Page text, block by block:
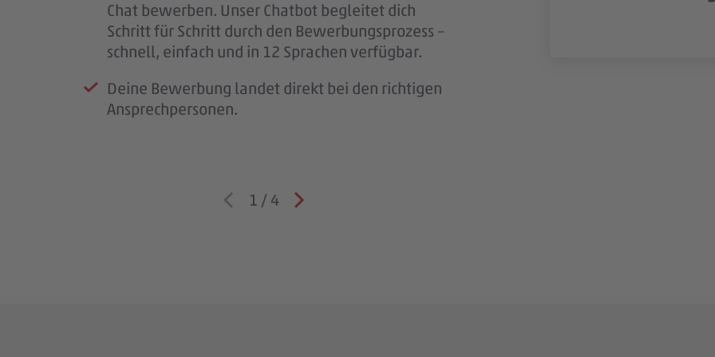
Chat bewerben. Unser Chatbot begleitet dich
Schritt für Schritt durch den Bewerbungsprozess –
schnell, einfach und in 12 Sprachen verfügbar.
Deine Bewerbung landet direkt bei den richtigen
Ansprechpersonen.
wichtig.
Wenn wir Rückfragen haben, kommen wir aktiv
1 / 4